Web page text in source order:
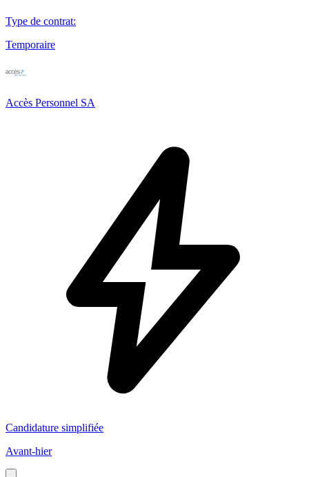
Type de contrat:
Temporaire
Accès Personnel SA
Candidature simplifiée
Avant-hier